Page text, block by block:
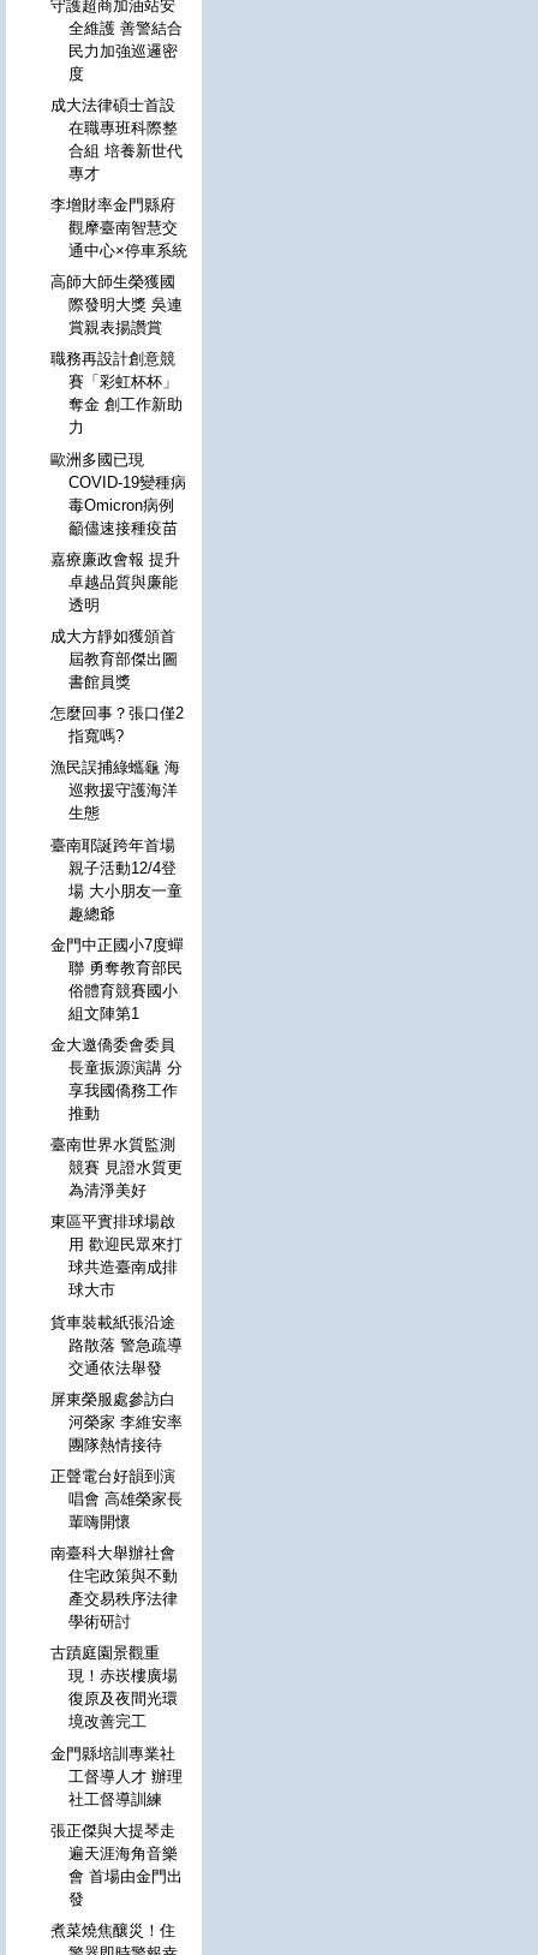
守護超商加油站安
全維護 善警結合
民力加強巡邏密
度
成大法律碩士首設
在職專班科際整
合組 培養新世代
專才
李增財率金門縣府
觀摩臺南智慧交
通中心×停車系統
高師大師生榮獲國
際發明大獎 吳連
賞親表揚讚賞
職務再設計創意競
賽「彩虹杯杯」
奪金 創工作新助
力
歐洲多國已現
COVID-19變種病
毒Omicron病例
籲儘速接種疫苗
嘉療廉政會報 提升
卓越品質與廉能
透明
成大方靜如獲頒首
屆教育部傑出圖
書館員獎
怎麼回事？張口僅2
指寬嗎?
漁民誤捕綠蠵龜 海
巡救援守護海洋
生態
臺南耶誕跨年首場
親子活動12/4登
場 大小朋友一童
趣總爺
金門中正國小7度蟬
聯 勇奪教育部民
俗體育競賽國小
組文陣第1
金大邀僑委會委員
長童振源演講 分
享我國僑務工作
推動
臺南世界水質監測
競賽 見證水質更
為清淨美好
東區平實排球場啟
用 歡迎民眾來打
球共造臺南成排
球大市
貨車裝載紙張沿途
路散落 警急疏導
交通依法舉發
屏東榮服處參訪白
河榮家 李維安率
團隊熱情接待
正聲電台好韻到演
唱會 高雄榮家長
輩嗨開懷
南臺科大舉辦社會
住宅政策與不動
產交易秩序法律
學術研討
古蹟庭園景觀重
現！赤崁樓廣場
復原及夜間光環
境改善完工
金門縣培訓專業社
工督導人才 辦理
社工督導訓練
張正傑與大提琴走
遍天涯海角音樂
會 首場由金門出
發
煮菜燒焦釀災！住